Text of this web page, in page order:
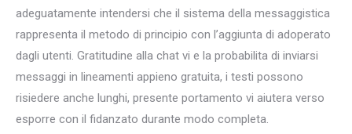
adeguatamente intendersi che il sistema della messaggistica
rappresenta il metodo di principio con l’aggiunta di adoperato
dagli utenti. Gratitudine alla chat vi e la probabilita di inviarsi
messaggi in lineamenti appieno gratuita, i testi possono
risiedere anche lunghi, presente portamento vi aiutera verso
esporre con il fidanzato durante modo completa.